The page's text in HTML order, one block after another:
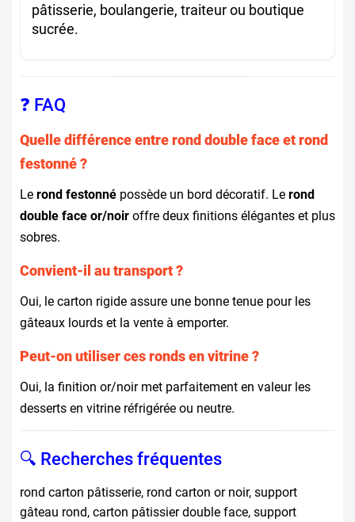
pâtisserie, boulangerie, traiteur ou boutique
sucrée.
❓ FAQ
Quelle différence entre rond double face et rond
festonné ?
Le rond festonné possède un bord décoratif. Le rond
double face or/noir offre deux finitions élégantes et plus
sobres.
Convient-il au transport ?
Oui, le carton rigide assure une bonne tenue pour les
gâteaux lourds et la vente à emporter.
Peut-on utiliser ces ronds en vitrine ?
Oui, la finition or/noir met parfaitement en valeur les
desserts en vitrine réfrigérée ou neutre.
🔍 Recherches fréquentes
rond carton pâtisserie, rond carton or noir, support
gâteau rond, carton pâtissier double face, support